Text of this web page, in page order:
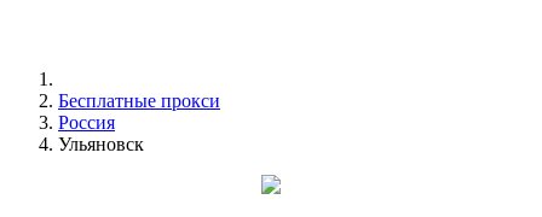
Бесплатные прокси
Россия
Ульяновск